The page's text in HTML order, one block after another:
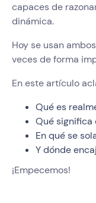
capaces de
dinámica.
Hoy se usan
veces de forma
En este artículo
Qué es
Qué significa
En qué se
Y dónde
¡Empecemos!